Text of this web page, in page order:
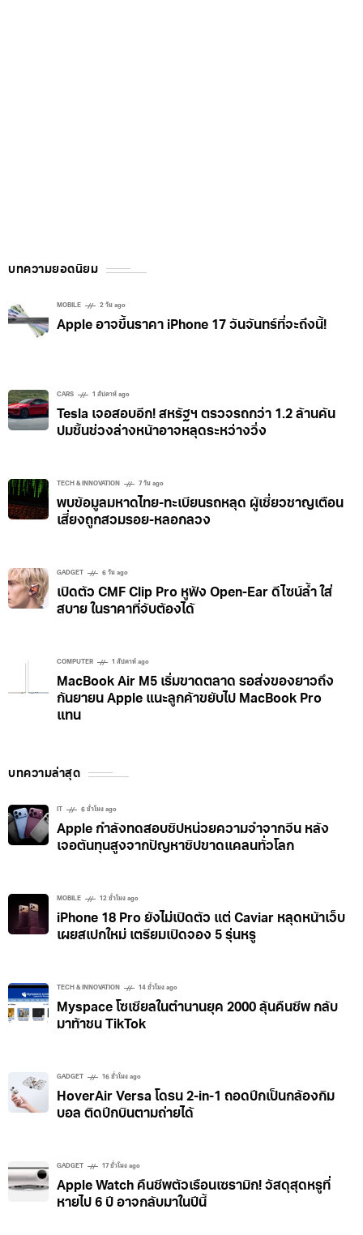
บทความยอดนิยม
MOBILE 2 วัน ago
Apple อาจขึ้นราคา iPhone 17 วันจันทร์ที่จะถึงนี้!
CARS 1 สัปดาห์ ago
Tesla เจอสอบอีก! สหรัฐฯ ตรวจรถกว่า 1.2 ล้านคัน
ปมชิ้นช่วงล่างหน้าอาจหลุดระหว่างวิ่ง
TECH & INNOVATION 7 วัน ago
พบข้อมูลมหาดไทย-ทะเบียนรถหลุด ผู้เชี่ยวชาญเตือน
เสี่ยงถูกสวมรอย-หลอกลวง
GADGET 6 วัน ago
เปิดตัว CMF Clip Pro หูฟัง Open-Ear ดีไซน์ล้ำ ใส่
สบาย ในราคาที่จับต้องได้
COMPUTER 1 สัปดาห์ ago
MacBook Air M5 เริ่มขาดตลาด รอส่งของยาวถึง
กันยายน Apple แนะลูกค้าขยับไป MacBook Pro
แทน
บทความล่าสุด
6 ชั่วโมง ago
Apple กำลังทดสอบชิปหน่วยความจำจากจีน หลัง
เจอต้นทุนสูงจากปัญหาชิปขาดแคลนทั่วโลก
MOBILE 12 ชั่วโมง ago
iPhone 18 Pro ยังไม่เปิดตัว แต่ Caviar หลุดหน้าเว็บ
เผยสเปกใหม่ เตรียมเปิดจอง 5 รุ่นหรู
TECH & INNOVATION 14 ชั่วโมง ago
Myspace โซเชียลในตำนานยุค 2000 ลุ้นคืนชีพ กลับ
มาท้าชน TikTok
GADGET 16 ชั่วโมง ago
HoverAir Versa โดรน 2-in-1 ถอดปีกเป็นกล้องกิม
บอล ติดปีกบินตามถ่ายได้
GADGET 17 ชั่วโมง ago
Apple Watch คืนชีพตัวเรือนเซรามิก! วัสดุสุดหรูที่
หายไป 6 ปี อาจกลับมาในปีนี้